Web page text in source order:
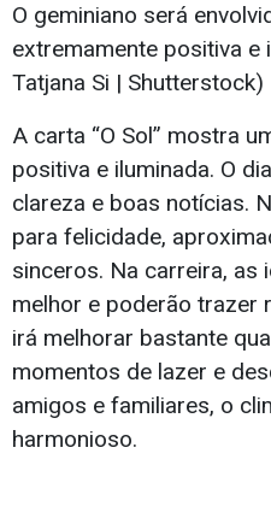
O geminiano será
extremamente positiva e
Tatjana Si | Shutterstock)
A carta “O Sol” mostra
positiva e iluminada. O
clareza e boas notícias.
para felicidade,
sinceros. Na carreira, as
melhor e poderão trazer
irá melhorar bastante
momentos de lazer e
amigos e familiares, o
harmonioso.